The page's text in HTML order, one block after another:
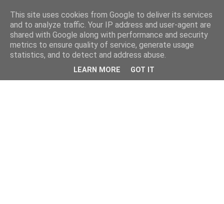
This site uses cookies from Google to deliver its services
and to analyze traffic. Your IP address and user-agent are
shared with Google along with performance and security
metrics to ensure quality of service, generate usage
statistics, and to detect and address abuse.
LEARN MORE GOT IT